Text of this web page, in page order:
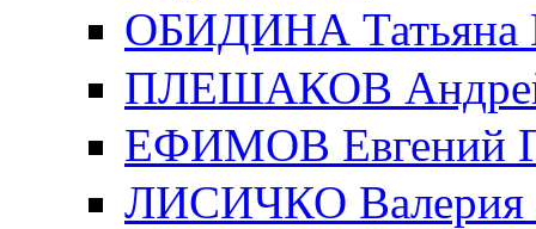
ОБИДИНА Татьяна
ПЛЕШАКОВ
ЕФИМОВ Евгений
ЛИСИЧКО Валерия